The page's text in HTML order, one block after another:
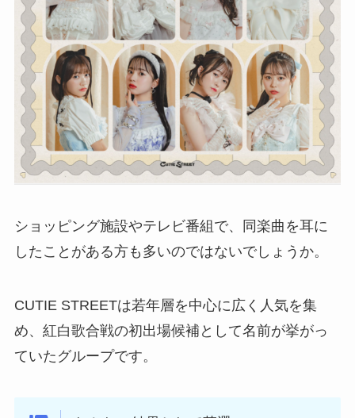
ショッピング施設やテレビ番組で、同楽曲を耳に
したことがある方も多いのではないでしょうか。
CUTIE STREETは若年層を中心に広く人気を集
め、紅白歌合戦の初出場候補として名前が挙がっ
ていたグループです。